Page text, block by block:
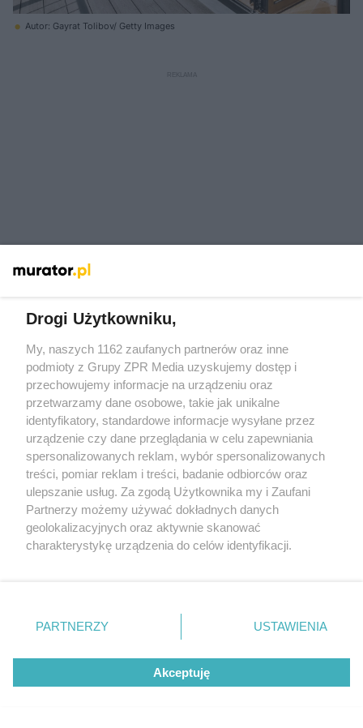
Autor: Gayrat Tolibov/ Getty Images
Systemy minimalistyczne są wyraźnie droższe od
standardowej stolarki – różnica zależy od stopnia
zaawansowania konstrukcji i może sięgać
kilkudziesięciu procent.
Drogi Użytkowniku,
My, naszych 1162 zaufanych partnerów oraz inne
podmioty z Grupy ZPR Media uzyskujemy dostęp i
przechowujemy informacje na urządzeniu oraz
przetwarzamy dane osobowe, takie jak unikalne
identyfikatory, standardowe informacje wysyłane przez
urządzenie czy dane przeglądania w celu zapewniania
spersonalizowanych reklam, wybór spersonalizowanych
treści, pomiar reklam i treści, badanie odbiorców oraz
ulepszanie usług. Za zgodą Użytkownika my i Zaufani
Partnerzy możemy używać dokładnych danych
geolokalizacyjnych oraz aktywnie skanować
charakterystykę urządzenia do celów identyfikacji.
zmienić/wycofać klikając przycisk ustawień prywatności
znajdujący się w lewym dolnym rogu strony
rodzaje przetwarzania danych nie wymagają zgody
użytkownika, ale masz prawo sprzeciwić się takiemu
przetwarzaniu. Preferencje będą miały zastosowanie tylko
PARTNERZY USTAWIENIA
Akceptuję